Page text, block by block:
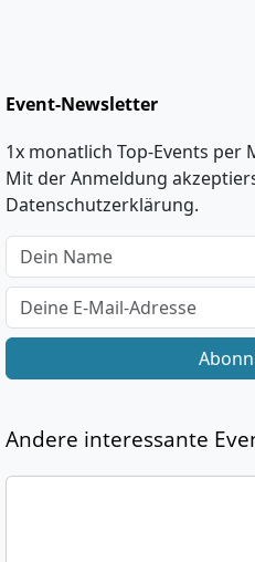
Event-Newsletter
1x monatlich Top-Events per
Mit der Anmeldung
Datenschutzerklärung.
Andere interessante